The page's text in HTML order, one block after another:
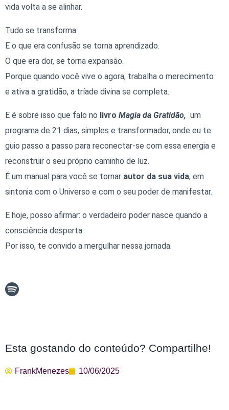
vida volta a se alinhar.
Tudo se transforma.
E o que era confusão se torna aprendizado.
O que era dor, se torna expansão.
Porque quando você vive o agora, trabalha o merecimento
e ativa a gratidão, a tríade divina se completa.
E é sobre isso que falo no livro Magia da Gratidão, um
programa de 21 dias, simples e transformador, onde eu te
guio passo a passo para reconectar-se com essa energia e
reconstruir o seu próprio caminho de luz.
É um manual para você se tornar autor da sua vida, em
sintonia com o Universo e com o seu poder de manifestar.
E hoje, posso afirmar: o verdadeiro poder nasce quando a
consciência desperta.
Por isso, te convido a mergulhar nessa jornada.
Esta gostando do conteúdo? Compartilhe!
FrankMenezes 10/06/2025